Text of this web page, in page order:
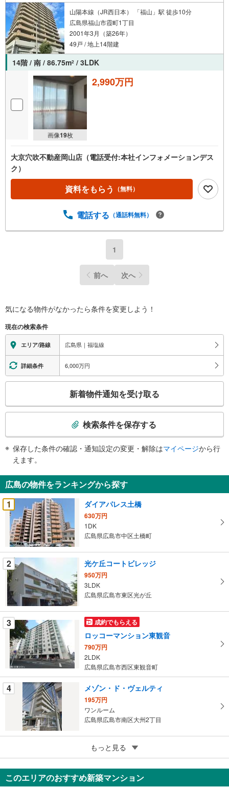
山陽本線（JR西日本） 「福山」駅 徒歩10分
広島県福山市霞町1丁目
2001年3月（築26年）
49戸 / 地上14階建
14階 / 南 / 86.75m2 / 3LDK
画像19枚
2,990万円
大京穴吹不動産岡山店（電話受付:本社インフォメーションデス
ク）
資料をもらう （無料）
電話する （通話料無料）
1
前へ 次へ
気になる物件がなかったら条件を変更しよう！
現在の検索条件
エリア/路線 広島県｜福塩線
詳細条件 6,000万円
検
知
を
受
け
取
る
・
条
件
を
マ
イ
ペ
ー
ジ
に
保
存
す
る
新着物件通知を受け取る
検索条件を保存する
保存した条件の確認・通知設定の変更・解除はマイページから行
えます。
広島の物件をランキングから探す
1
ダイアパレス土橋
630万円
1DK
広島県広島市中区土橋町
2 光ケ丘コートビレッジ
950万円
3LDK
広島県広島市東区光が丘
3 成約でもらえる
ロッコーマンション東観音
790万円
2LDK
広島県広島市西区東観音町
4 メゾン・ド・ヴェルティ
195万円
ワンルーム
広島県広島市南区大州2丁目
プレセランス・オリビエ
600万円
2DK
広島県福山市多治米町2丁目
もっと見る
このエリアのおすすめ新築マンション